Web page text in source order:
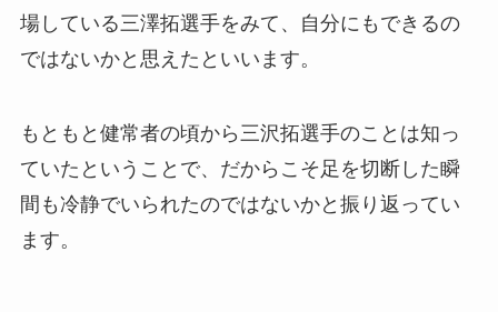
場している三澤拓選手をみて、自分にもできるの
ではないかと思えたといいます。
もともと健常者の頃から三沢拓選手のことは知っ
ていたということで、だからこそ足を切断した瞬
間も冷静でいられたのではないかと振り返ってい
ます。